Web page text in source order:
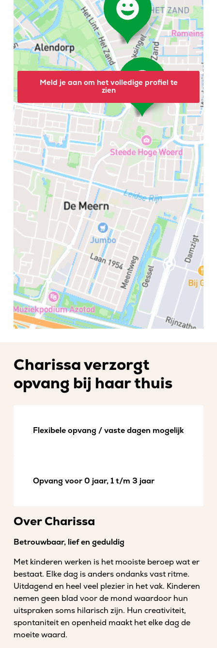
Meld je aan om het volledige profiel te
zien
Charissa verzorgt
opvang bij haar thuis
Flexibele opvang / vaste dagen mogelijk
Opvang voor 0 jaar, 1 t/m 3 jaar
Over Charissa
Betrouwbaar, lief en geduldig
Met kinderen werken is het mooiste beroep wat er
bestaat. Elke dag is anders ondanks vast ritme.
Uitdagend en heel veel plezier in het vak. Kinderen
nemen geen blad voor de mond waardoor hun
uitspraken soms hilarisch zijn. Hun creativiteit,
spontaniteit en openheid maakt het elke dag de
moeite waard.